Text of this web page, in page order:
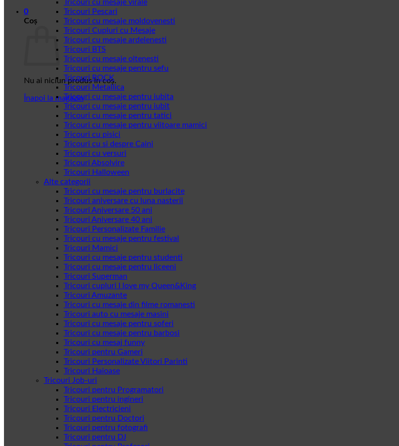
0
Coș
Nu ai niciun produs în coș.
Înapoi la magazin
Tricouri cu mesaje virale
Tricouri Pescari
Tricouri cu mesaje moldovenesti
Tricouri Cupluri cu Mesaje
Tricouri cu mesaje ardelenesti
Tricouri BTS
Tricouri cu mesaje oltenesti
Tricouri cu mesaje pentru sefu
Tricouri ROCK
Tricouri Metallica
Tricouri cu mesaje pentru iubita
Tricouri cu mesaje pentru iubit
Tricouri cu mesaje pentru tatici
Tricouri cu mesaje pentru viitoare mamici
Tricouri cu pisici
Tricouri cu si despre Caini
Tricouri cu versuri
Tricouri Absolvire
Tricouri Halloween
Alte categorii
Tricouri cu mesaje pentru burlacite
Tricouri aniversare cu luna nasterii
Tricouri Aniversare 50 ani
Tricouri Aniversare 40 ani
Tricouri Personalizate Familie
Tricouri cu mesaje pentru festival
Tricouri Mamici
Tricouri cu mesaje pentru studenti
Tricouri cu mesaje pentru liceeni
Tricouri Superman
Tricouri cupluri I love my Queen&King
Tricouri Amuzante
Tricouri cu mesaje din filme romanesti
Tricouri auto cu mesaje masini
Tricouri cu mesaje pentru soferi
Tricouri cu mesaje pentru barbosi
Tricouri cu mesaj funny
Tricouri pentru Gameri
Tricouri Personalizate Viitori Parinti
Tricouri Haioase
Tricouri Job-uri
Tricouri pentru Programatori
Tricouri pentru ingineri
Tricouri Electricieni
Tricouri pentru Doctori
Tricouri pentru fotografi
Tricouri pentru DJ